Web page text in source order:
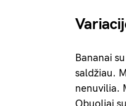
Bananai
saldžiau.
nenuvilia.